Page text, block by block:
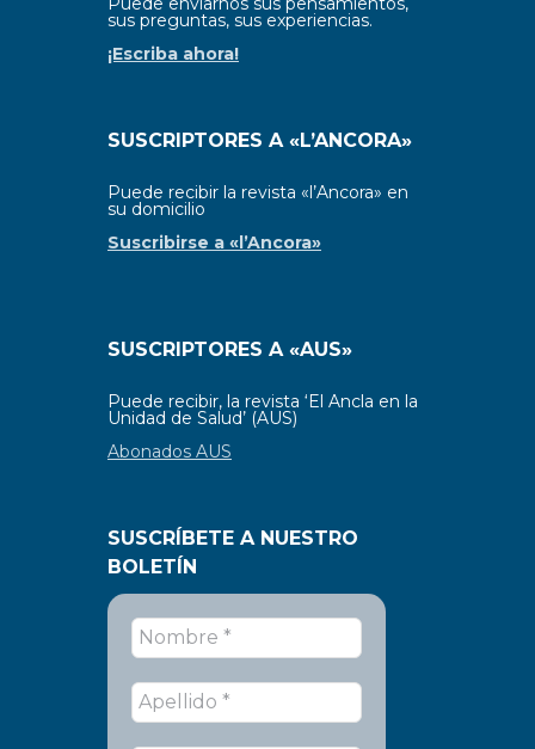
sus preguntas, sus experiencias.
¡Escriba ahora!
SUSCRIPTORES A «L’ANCORA»
Puede recibir la revista «l’Ancora» en
su domicilio
Suscribirse a «l’Ancora»
SUSCRIPTORES A «AUS»
Puede recibir, la revista ‘El Ancla en la
Unidad de Salud’ (AUS)
Abonados AUS
SUSCRÍBETE A NUESTRO
BOLETÍN